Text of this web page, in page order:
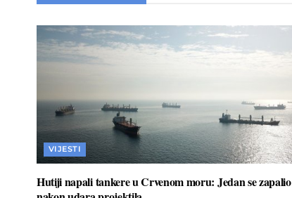
VIJESTI
Hutiji napali tankere u Crvenom moru: Jedan se zapalio